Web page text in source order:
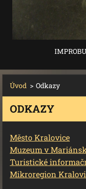
Úvod > Odkazy
ODKAZY
Město Kralovice
Muzeum v
Turistické
Mikroregion